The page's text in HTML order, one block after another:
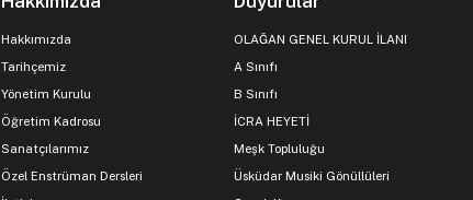
Hakkımızda
Tarihçemiz
Yönetim Kurulu
Öğretim Kadrosu
Sanatçılarımız
Özel Enstrüman Dersleri
OLAĞAN GENEL KURUL İLANI
A Sınıfı
B Sınıfı
İCRA HEYETİ
Meşk Topluluğu
Üsküdar Musiki Gönüllüleri